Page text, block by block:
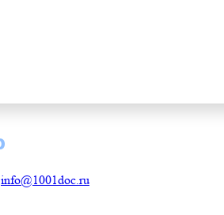
info@1001doc.ru